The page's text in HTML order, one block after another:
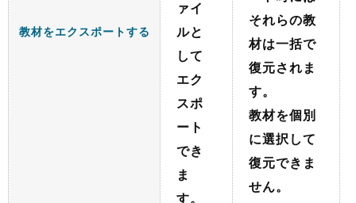
教材をエクスポートする
ァイ
ルと
して
エク
スポ
ート
でき
ま
す。
それらの教
材は一括で
復元されま
す。
教材を個別
に選択して
復元できま
せん。